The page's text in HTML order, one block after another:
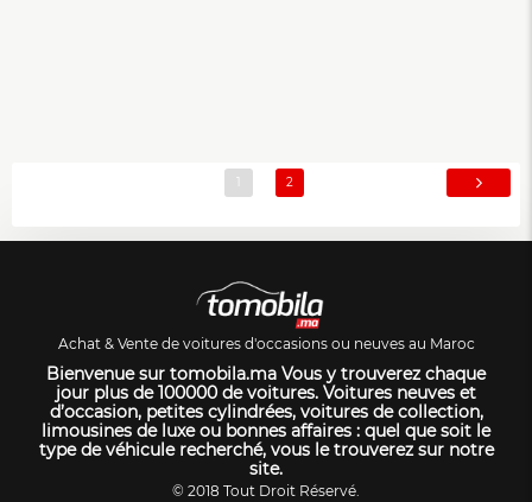
1 2
Achat & Vente de voitures d'occasions ou neuves au Maroc
Bienvenue sur tomobila.ma Vous y trouverez chaque
jour plus de 100000 de voitures. Voitures neuves et
d’occasion, petites cylindrées, voitures de collection,
limousines de luxe ou bonnes affaires : quel que soit le
type de véhicule recherché, vous le trouverez sur notre
site.
© 2018 Tout Droit Réservé.